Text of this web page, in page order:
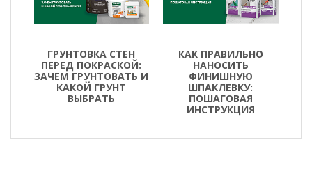
ГРУНТОВКА СТЕН
ПЕРЕД ПОКРАСКОЙ:
ЗАЧЕМ ГРУНТОВАТЬ И
КАКОЙ ГРУНТ
ВЫБРАТЬ
КАК ПРАВИЛЬНО
НАНОСИТЬ
ФИНИШНУЮ
ШПАКЛЕВКУ:
ПОШАГОВАЯ
ИНСТРУКЦИЯ